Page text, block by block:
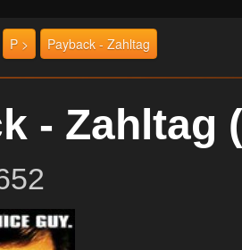
P > Payback - Zahltag
-